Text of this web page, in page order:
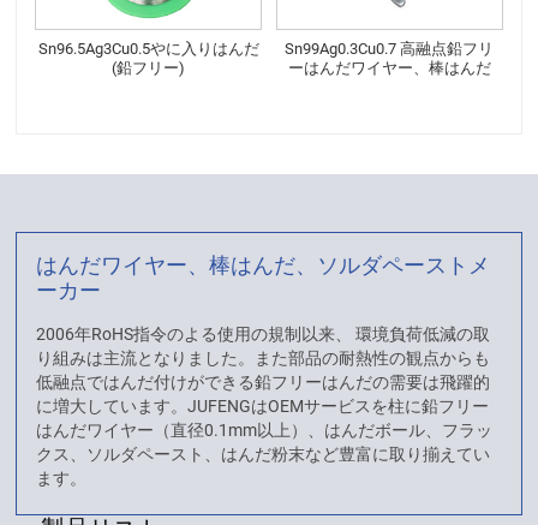
Sn96.5Ag3Cu0.5やに入りはんだ
(鉛フリー)
Sn99Ag0.3Cu0.7 高融点鉛フリ
ーはんだワイヤー、棒はんだ
はんだワイヤー、棒はんだ、ソルダペーストメ
ーカー
2006年RoHS指令のよる使用の規制以来、 環境負荷低減の取
り組みは主流となりました。また部品の耐熱性の観点からも
低融点ではんだ付けができる鉛フリーはんだの需要は飛躍的
に増大しています。JUFENGはOEMサービスを柱に鉛フリー
はんだワイヤー（直径0.1mm以上）、はんだボール、フラッ
クス、ソルダペースト、はんだ粉末など豊富に取り揃えてい
ます。